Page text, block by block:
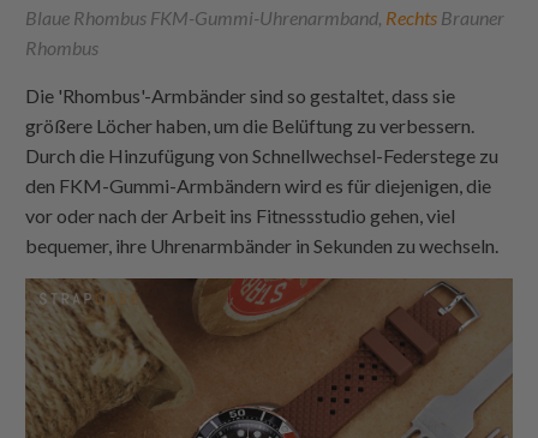
Blaue Rhombus FKM-Gummi-Uhrenarmband, Rechts Brauner
Rhombus
Die 'Rhombus'-Armbänder sind so gestaltet, dass sie
größere Löcher haben, um die Belüftung zu verbessern.
Durch die Hinzufügung von Schnellwechsel-Federstege zu
den FKM-Gummi-Armbändern wird es für diejenigen, die
vor oder nach der Arbeit ins Fitnessstudio gehen, viel
bequemer, ihre Uhrenarmbänder in Sekunden zu wechseln.